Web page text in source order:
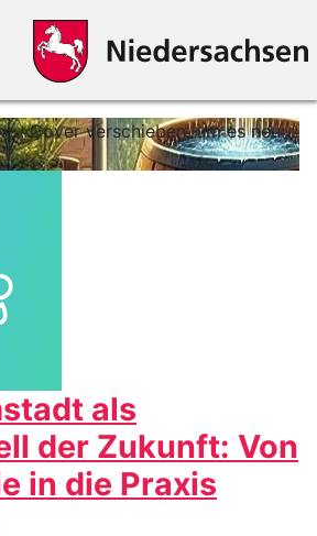
... Cover verschieben, um es neu
als
der Zukunft: Von
in die Praxis